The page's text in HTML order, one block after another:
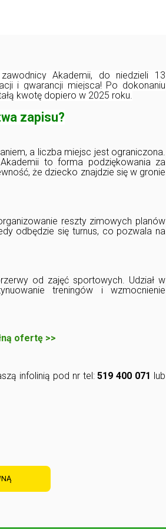
Akademii, do niedzieli 13
i gwarancji miejsca! Po dokonaniu
kwotę dopiero w 2025 roku.
zapisu?
a liczba miejsc jest ograniczona.
to forma podziękowania za
że dziecko znajdzie się w gronie
reszty zimowych planów
odbędzie się turnus, co pozwala na
od zajęć sportowych. Udział w
treningów i wzmocnienie
ofertę >>
infolinią pod nr tel:519 400 071 lub